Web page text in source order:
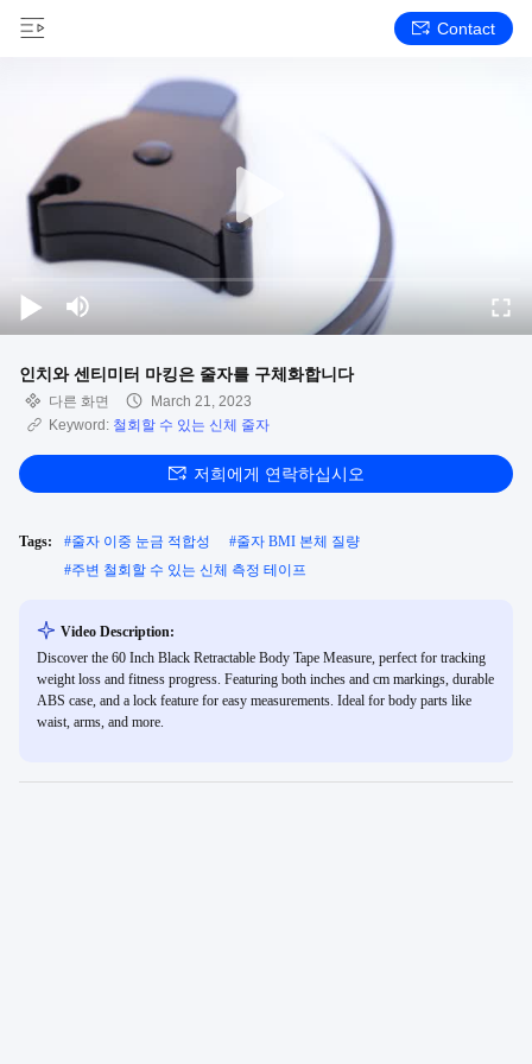
Contact
인치와 센티미터 마킹은 줄자를 구체화합니다
다른 화면
March 21, 2023
Keyword: 철회할 수 있는 신체 줄자
저희에게 연락하십시오
Tags: #줄자 이중 눈금 적합성 #줄자 BMI 본체 질량
#주변 철회할 수 있는 신체 측정 테이프
Video Description:
Discover the 60 Inch Black Retractable Body Tape Measure, perfect for tracking
weight loss and fitness progress. Featuring both inches and cm markings, durable
ABS case, and a lock feature for easy measurements. Ideal for body parts like
waist, arms, and more.